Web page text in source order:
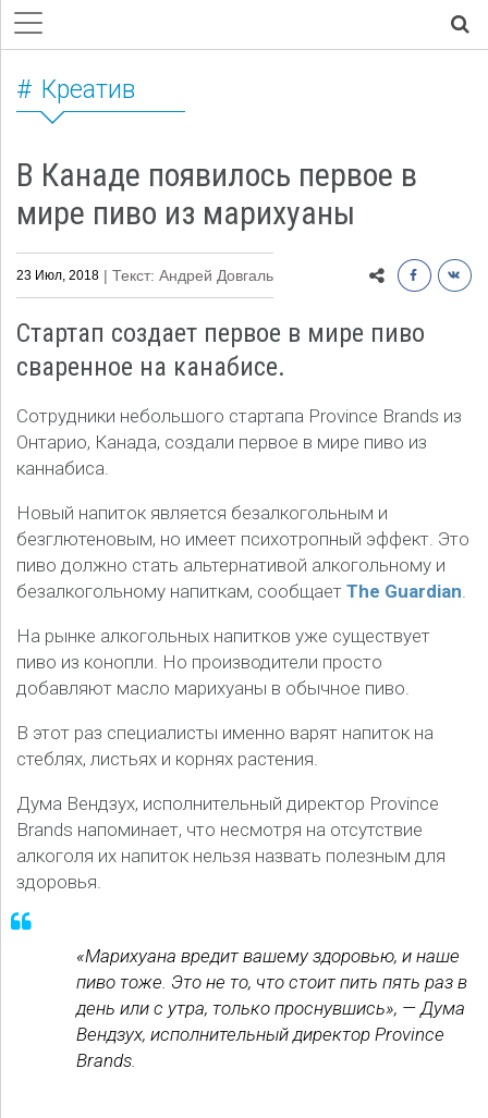
Креатив
В Канаде появилось первое в
мире пиво из марихуаны
23 Июл, 2018 | Текст: Андрей Довгаль
Стартап создает первое в мире пиво
сваренное на канабисе.
Сотрудники небольшого стартапа Province Brands из
Онтарио, Канада, создали первое в мире пиво из
каннабиса.
Новый напиток является безалкогольным и
безглютеновым, но имеет психотропный эффект. Это
пиво должно стать альтернативой алкогольному и
безалкогольному напиткам, сообщает The Guardian.
На рынке алкогольных напитков уже существует
пиво из конопли. Но производители просто
добавляют масло марихуаны в обычное пиво.
В этот раз специалисты именно варят напиток на
стеблях, листьях и корнях растения.
Дума Вендзух, исполнительный директор Province
Brands напоминает, что несмотря на отсутствие
алкоголя их напиток нельзя назвать полезным для
здоровья.
«Марихуана вредит вашему здоровью, и наше
пиво тоже. Это не то, что стоит пить пять раз в
день или с утра, только проснувшись», — Дума
Вендзух, исполнительный директор Province
Brands.